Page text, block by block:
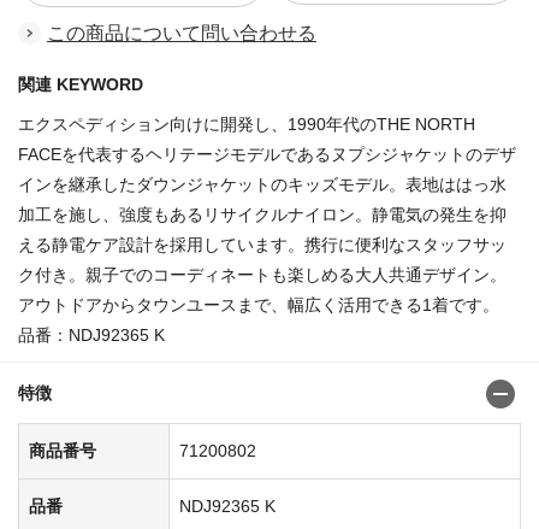
この商品について問い合わせる
関連 KEYWORD
エクスペディション向けに開発し、1990年代のTHE NORTH
FACEを代表するヘリテージモデルであるヌプシジャケットのデザ
インを継承したダウンジャケットのキッズモデル。表地ははっ水
加工を施し、強度もあるリサイクルナイロン。静電気の発生を抑
える静電ケア設計を採用しています。携行に便利なスタッフサッ
ク付き。親子でのコーディネートも楽しめる大人共通デザイン。
アウトドアからタウンユースまで、幅広く活用できる1着です。
品番：NDJ92365 K
特徴
商品番号 71200802
品番 NDJ92365 K